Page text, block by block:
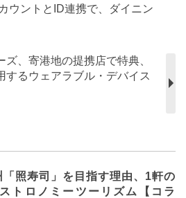
ウントとID連携で、ダイニン
ズ、寄港地の提携店で特典、
するウェアラブル・デバイス
照寿司」を目指す理由、1軒の
トロノミーツーリズム【コラ